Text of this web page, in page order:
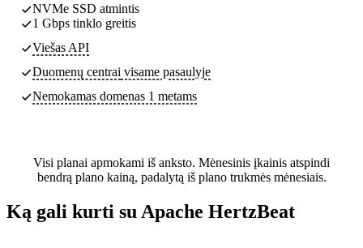
NVMe SSD atmintis
1 Gbps tinklo greitis
Viešas API
Duomenų centrai visame pasaulyje
Nemokamas domenas 1 metams
Visi planai apmokami iš anksto. Mėnesinis įkainis atspindi
bendrą plano kainą, padalytą iš plano trukmės mėnesiais.
Ką gali kurti su Apache HertzBeat